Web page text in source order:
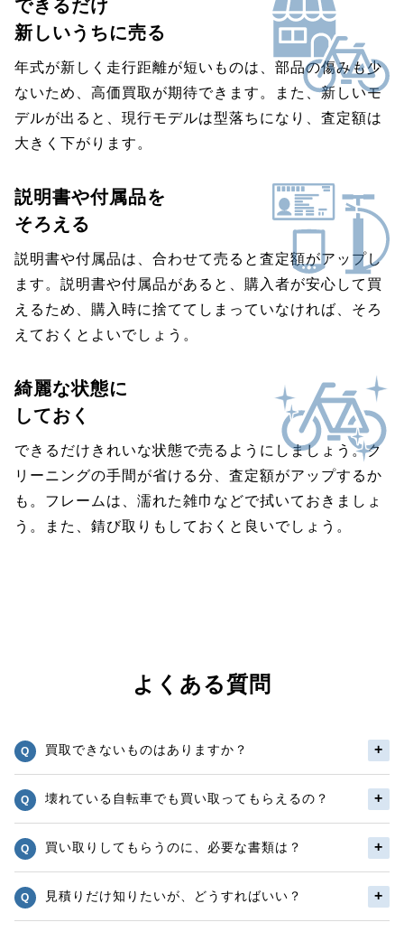
できるだけ
新しいうちに売る
年式が新しく走行距離が短いものは、部品の傷みも少
ないため、高価買取が期待できます。また、新しいモ
デルが出ると、現行モデルは型落ちになり、査定額は
大きく下がります。
説明書や付属品を
そろえる
説明書や付属品は、合わせて売ると査定額がアップし
ます。説明書や付属品があると、購入者が安心して買
えるため、購入時に捨ててしまっていなければ、そろ
えておくとよいでしょう。
綺麗な状態に
しておく
できるだけきれいな状態で売るようにしましょう。ク
リーニングの手間が省ける分、査定額がアップするか
も。フレームは、濡れた雑巾などで拭いておきましょ
う。また、錆び取りもしておくと良いでしょう。
よくある質問
買取できないものはありますか？
壊れている自転車でも買い取ってもらえるの？
買い取りしてもらうのに、必要な書類は？
見積りだけ知りたいが、どうすればいい？